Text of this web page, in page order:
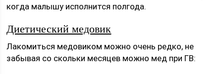
когда малышу исполнится полгода.
Диетический медовик
Лакомиться медовиком можно очень редко, не
забывая со скольки месяцев можно мед при ГВ: